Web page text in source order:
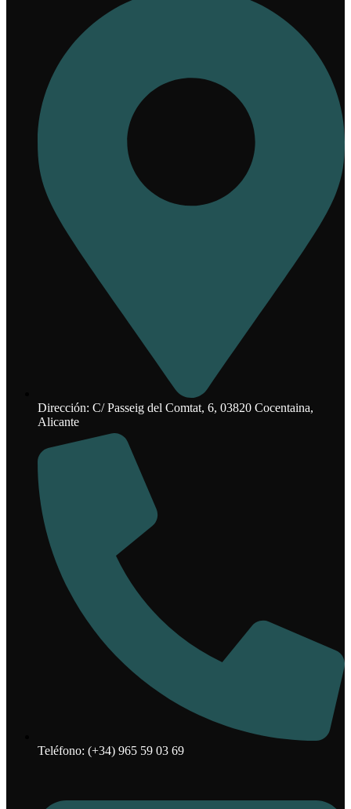
Dirección: C/ Passeig del Comtat, 6, 03820 Cocentaina,
Alicante
Teléfono: (+34) 965 59 03 69